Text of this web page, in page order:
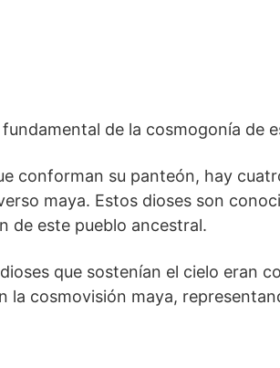
de la cosmogonía ⁣de
conforman su panteón, hay‌
maya. Estos dioses ‍son
‌de este pueblo ancestral.
que sostenían el cielo eran
la cosmovisión maya,